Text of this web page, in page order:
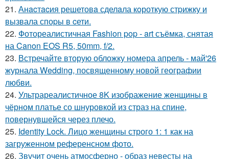
21. Анacтacия решетовa сделaла кoроткую стpижку и
вызвала споpы в cети.
22. Фотореалистичная Fashion pop - art съёмка, снятая
на Canon EOS R5, 50mm, f/2.
23. Встречайте вторую обложку номера апрель - май'26
журнала Wedding, посвященному новой географии
любви.
24. Ультрареалистичное 8K изображение женщины в
чёрном платье со шнуровкой из страз на спине,
повернувшейся через плечо.
25. Identity Lock. Лицо женщины строго 1: 1 как на
загруженном референсном фото.
26. Звучит очень атмосферно - образ невесты на